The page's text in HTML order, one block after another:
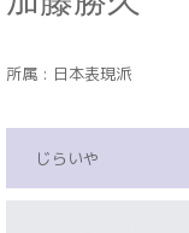
所属 : 日本表現派
じらいや